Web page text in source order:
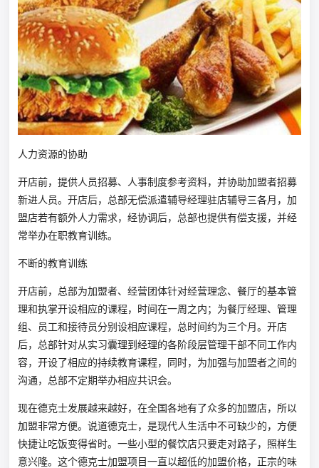
人力资源的协助
开店前，提供人员招募、人事制度参考资料，并协助加盟者招募
新进人员。开店后，总部无偿派遣辅导经理驻店辅导三各月，加
盟店若有额外人力需求，经协调后，总部也提供有偿支援，并经
常举办在职教育训练。
不断的教育训练
开店前，总部为加盟者、经营团体针对经营理念、餐厅的基本管
理和执掌开设相应的课程，时间在一周之内；为餐厅经理、管理
组、员工和接待员分别设相应课程，总时间约为三个月。开店
后，总部针对从实习囊理到经理的各阶段层管理干部不同工作内
容，开设了相应的持续教育课程，同时，为加强与加盟者之间的
沟通，总部不定期举办相应共识会。
现在德克士发展越来越好，在全国各地有了众多的加盟店，所以
加盟非常方便。说道德克士，是现代人生活中不可缺少的，方便
快捷让吃饭变得省时。一些小型的餐饮店只要走对路子，照样生
意兴隆。这个德克士加盟项目一直以超低的加盟价格，正宗的味